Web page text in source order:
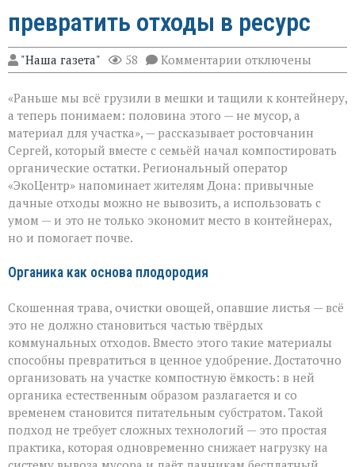
превратить отходы в ресурс
"Наша газета" 58 Комментарии к
записи
мусора
к
пользе:
как
превратить
отходы
в
ресурс
отключены
«Раньше мы всё грузили в мешки и тащили к контейнеру,
а теперь понимаем: половина этого — не мусор, а
материал для участка», — рассказывает ростовчанин
Сергей, который вместе с семьёй начал компостировать
органические остатки. Региональный оператор
«ЭкоЦентр» напоминает жителям Дона: привычные
дачные отходы можно не вывозить, а использовать с
умом — и это не только экономит место в контейнерах,
но и помогает почве.
Органика как основа плодородия
Скошенная трава, очистки овощей, опавшие листья — всё
это не должно становиться частью твёрдых
коммунальных отходов. Вместо этого такие материалы
способны превратиться в ценное удобрение. Достаточно
организовать на участке компостную ёмкость: в ней
органика естественным образом разлагается и со
временем становится питательным субстратом. Такой
подход не требует сложных технологий — это простая
практика, которая одновременно снижает нагрузку на